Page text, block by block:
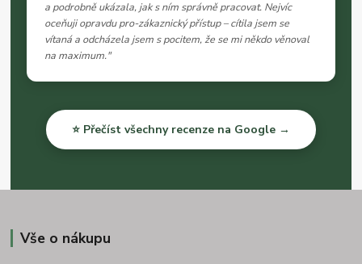
a podrobně ukázala, jak s ním správně pracovat. Nejvíc
oceňuji opravdu pro-zákaznický přístup – cítila jsem se
vítaná a odcházela jsem s pocitem, že se mi někdo věnoval
na maximum."
⭐ Přečíst všechny recenze na Google →
Vše o nákupu